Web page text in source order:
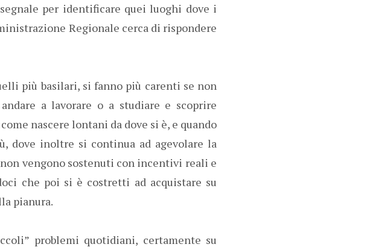
per identificare quei luoghi dove i
Regionale cerca di rispondere
più basilari, si fanno più carenti se non
a lavorare o a studiare e scoprire
nascere lontani da dove si è, e quando
dove inoltre si continua ad agevolare la
vengono sostenuti con incentivi reali e
che poi si è costretti ad acquistare su
pianura.
problemi quotidiani, certamente su